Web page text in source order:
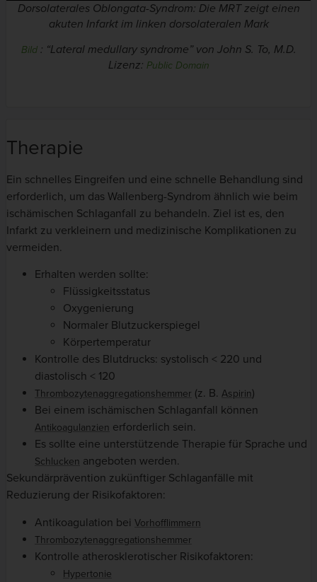
Dorsolaterales Oblongata-Syndrom: Die MRT zeigt einen
akuten Infarkt im linken dorsolateralen Mark
Bild: “Lateral medullary syndrome” von John S. To, M.D.
Lizenz: Public Domain
Therapie
Ein schnelles Eingreifen und eine schnelle Behandlung sind
erforderlich, um das Wallenberg-Syndrom ähnlich wie beim
ischämischen Schlaganfall zu behandeln. Ziel ist es, den
Infarkt zu verkleinern und medizinische Komplikationen zu
vermeiden.
Erhalten werden sollte:
Flüssigkeitsstatus
Oxygenierung
Normaler Blutzuckerspiegel
Körpertemperatur
Kontrolle des Blutdrucks: systolisch < 220 und
diastolisch < 120
Thrombozytenaggregationshemmer (z. B. Aspirin)
Bei einem ischämischen Schlaganfall können
Antikoagulanzien erforderlich sein.
Es sollte eine unterstützende Therapie für Sprache und
Schlucken angeboten werden.
Sekundärprävention zukünftiger Schlaganfälle mit
Reduzierung der Risikofaktoren:
Antikoagulation bei Vorhofflimmern
Thrombozytenaggregationshemmer
Kontrolle atherosklerotischer Risikofaktoren:
Hypertonie